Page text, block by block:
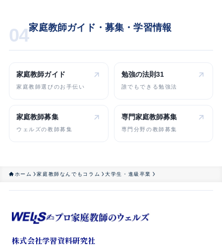
04家庭教師ガイド・募集・学習情報
家庭教師ガイド
家庭教師選びのお手伝い
勉強の法則31
誰でもできる勉強法
家庭教師募集
ウェルズの教師募集
専門家庭教師募集
専門分野の教師募集
ホーム 家庭教師なんでもコラム 大学生・進級卒業
株式会社学習資料研究社